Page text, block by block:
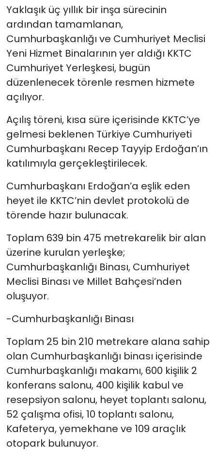
Yaklaşık üç yıllık bir inşa sürecinin
ardından tamamlanan,
Cumhurbaşkanlığı ve Cumhuriyet Meclisi
Yeni Hizmet Binalarının yer aldığı KKTC
Cumhuriyet Yerleşkesi, bugün
düzenlenecek törenle resmen hizmete
açılıyor.
Açılış töreni, kısa süre içerisinde KKTC’ye
gelmesi beklenen Türkiye Cumhuriyeti
Cumhurbaşkanı Recep Tayyip Erdoğan’ın
katılımıyla gerçekleştirilecek.
Cumhurbaşkanı Erdoğan’a eşlik eden
heyet ile KKTC’nin devlet protokolü de
törende hazır bulunacak.
Toplam 639 bin 475 metrekarelik bir alan
üzerine kurulan yerleşke;
Cumhurbaşkanlığı Binası, Cumhuriyet
Meclisi Binası ve Millet Bahçesi’nden
oluşuyor.
-Cumhurbaşkanlığı Binası
Toplam 25 bin 210 metrekare alana sahip
olan Cumhurbaşkanlığı binası içerisinde
Cumhurbaşkanlığı makamı, 600 kişilik 2
konferans salonu, 400 kişilik kabul ve
resepsiyon salonu, heyet toplantı salonu,
52 çalışma ofisi, 10 toplantı salonu,
Kafeterya, yemekhane ve 109 araçlık
otopark bulunuyor.
Spor
Teknoloji
TÜRKiYE
Video Galeri
YAŞAM
Yazarlar